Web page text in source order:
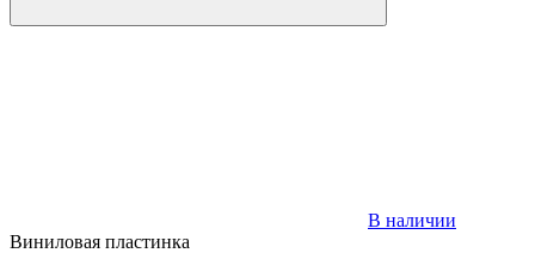
В наличии
Виниловая пластинка